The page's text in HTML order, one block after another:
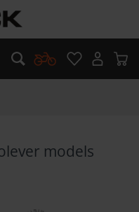
models